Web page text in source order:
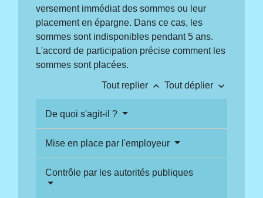
versement immédiat des sommes ou leur
placement en épargne. Dans ce cas, les
sommes sont indisponibles pendant 5 ans.
L'accord de participation précise comment les
sommes sont placées.
Tout replier keyboard_arrow_up Tout déplier keyboard_arrow_down
De quoi s'agit-il ?
Mise en place par l'employeur
Contrôle par les autorités publiques